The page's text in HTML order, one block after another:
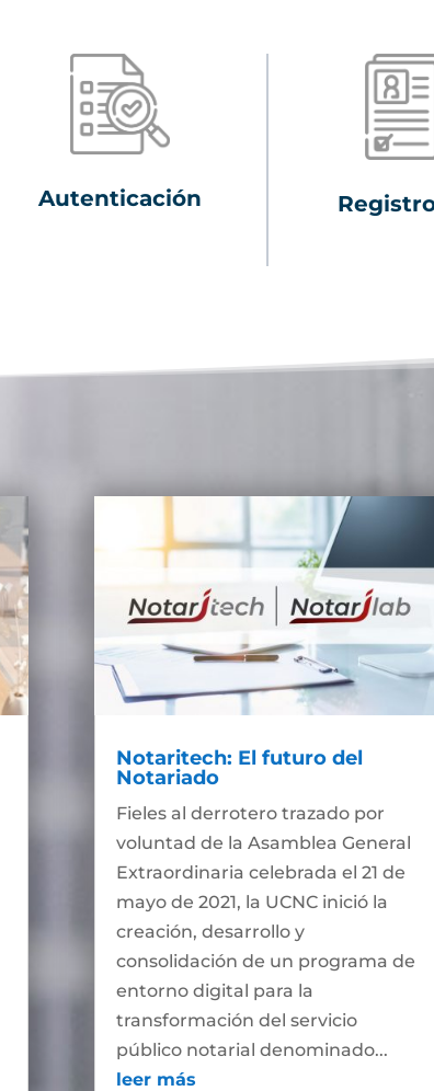
Autenticación
Notaritech: El futuro del
Notariado
Fieles al derrotero trazado por
voluntad de la Asamblea General
Extraordinaria celebrada el 21 de
mayo de 2021, la UCNC inició la
creación, desarrollo y
consolidación de un programa de
entorno digital para la
transformación del servicio
público notarial denominado...
leer más